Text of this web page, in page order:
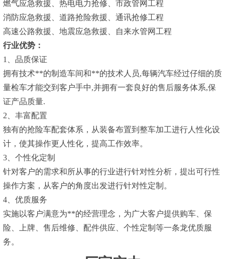
燃气应急救援、热电电力抢修、市政管网工程
消防应急救援、道路抢险救援、通讯抢修工程
高速公路救援、地震应急救援、自来水管网工程
行业优势：
1、品质保证
拥有技术**的制造车间和**的技术人员,每辆汽车经过仔细的质
量检车才能交到客户手中,并拥有一套良好的售后服务体系,保
证产品质量.
2、丰富配置
独有的抢险车配套体系，从装备布置到整车加工进行人性化设
计，使其操作更人性化，提高工作效率。
3、个性化定制
针对客户的需求和所从事的行业进行针对性分析，提出可行性
操作方案，从客户的角度出发进行针对性定制。
4、优质服务
实施以客户满意为**的经营理念，为广大客户提供购车、保
险、上牌、售后维修、配件供应、个性定制等一条龙优质服
务。